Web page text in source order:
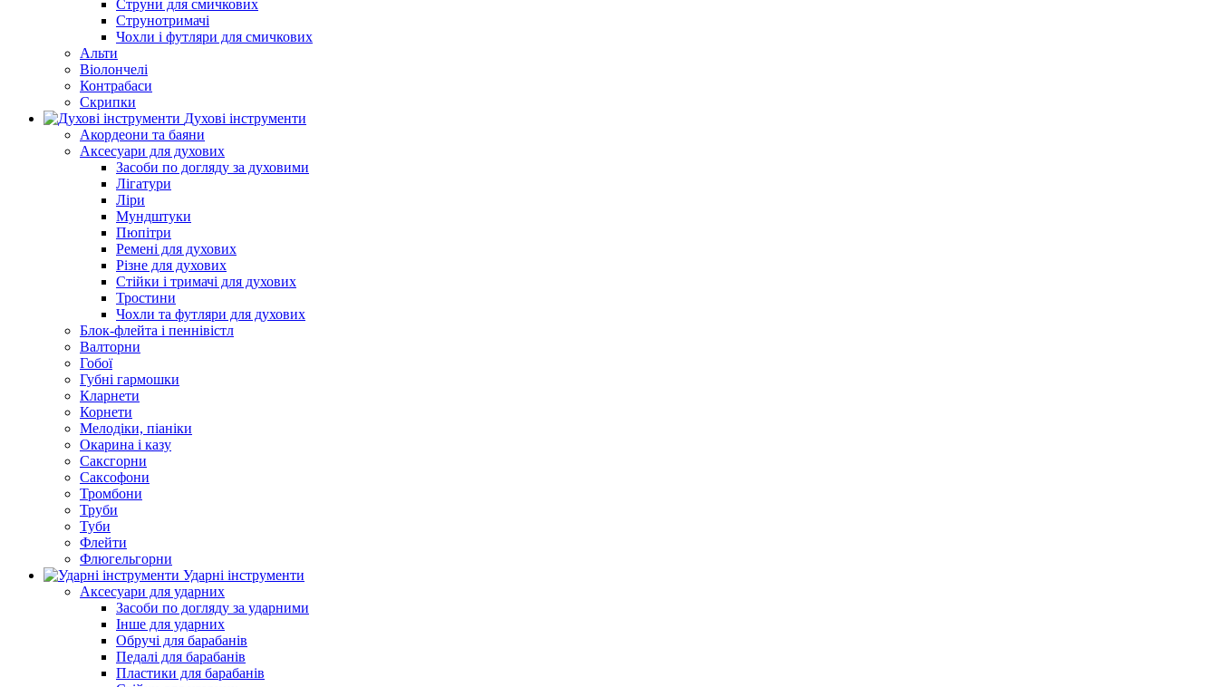
Струни для смичкових
Струнотримачі
Чохли і футляри для смичкових
Альти
Віолончелі
Контрабаси
Скрипки
Духові інструменти
Акордеони та баяни
Аксесуари для духових
Засоби по догляду за духовими
Лігатури
Ліри
Мундштуки
Пюпітри
Ремені для духових
Різне для духових
Стійки і тримачі для духових
Тростини
Чохли та футляри для духових
Блок-флейта і пеннівістл
Валторни
Гобої
Губні гармошки
Кларнети
Корнети
Мелодіки, піаніки
Окарина і казу
Саксгорни
Саксофони
Тромбони
Труби
Туби
Флейти
Флюгельгорни
Ударні інструменти
Аксесуари для ударних
Засоби по догляду за ударними
Інше для ударних
Обручі для барабанів
Педалі для барабанів
Пластики для барабанів